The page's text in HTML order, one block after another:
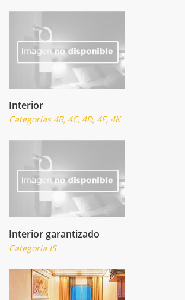
Interior
Categorías 4B, 4C, 4D, 4E, 4K
Interior garantizado
Categoría IS